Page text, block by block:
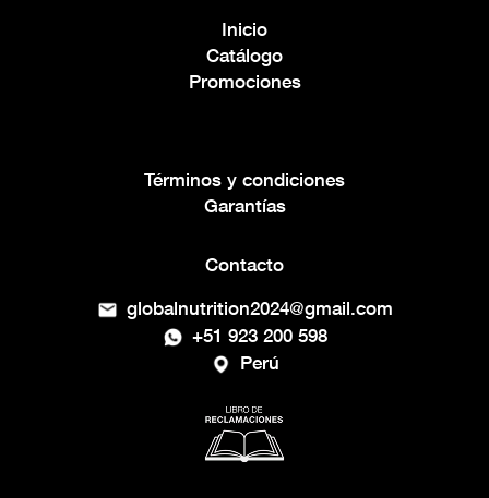
Inicio
Catálogo
Promociones
Términos y condiciones
Garantías
Contacto
globalnutrition2024@gmail.com
+51 923 200 598
Perú